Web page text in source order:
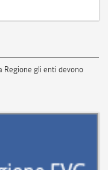
Regione gli enti devono